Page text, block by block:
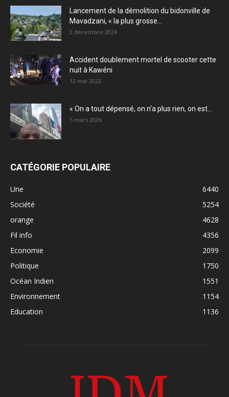
Lancement de la démolition du bidonville de
Mavadzani, « la plus grosse...
2 décembre 2024
Accident doublement mortel de scooter cette
nuit à Kawéni
12 mai 2022
« On a tout dépensé, on n’a plus rien, on est...
5 mars 2026
CATÉGORIE POPULAIRE
Une
6440
Société
5254
orange
4628
Fil info
4356
Economie
2099
Politique
1750
Océan Indien
1551
Environnement
1154
Education
1136